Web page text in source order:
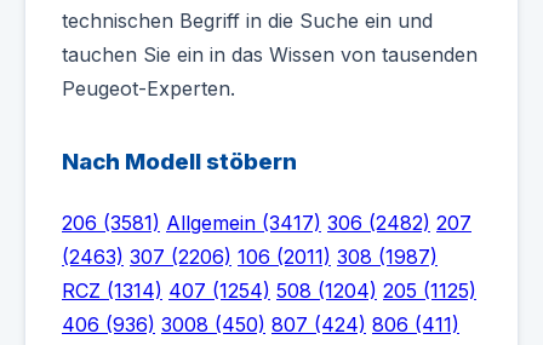
technischen Begriff in die Suche ein und
tauchen Sie ein in das Wissen von tausenden
Peugeot-Experten.
Nach Modell stöbern
206 (3581) Allgemein (3417) 306 (2482) 207
(2463) 307 (2206) 106 (2011) 308 (1987)
RCZ (1314) 407 (1254) 508 (1204) 205 (1125)
406 (936) 3008 (450) 807 (424) 806 (411)